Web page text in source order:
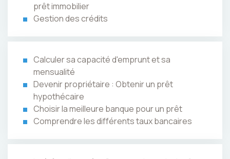
prêt immobilier
Gestion des crédits
Calculer sa capacité d'emprunt et sa
mensualité
Devenir propriétaire : Obtenir un prêt
hypothécaire
Choisir la meilleure banque pour un prêt
Comprendre les différents taux bancaires